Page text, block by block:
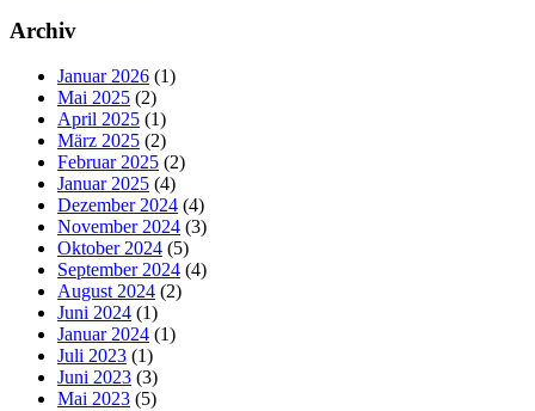
Archiv
Januar 2026 (1)
Mai 2025 (2)
April 2025 (1)
März 2025 (2)
Februar 2025 (2)
Januar 2025 (4)
Dezember 2024 (4)
November 2024 (3)
Oktober 2024 (5)
September 2024 (4)
August 2024 (2)
Juni 2024 (1)
Januar 2024 (1)
Juli 2023 (1)
Juni 2023 (3)
Mai 2023 (5)